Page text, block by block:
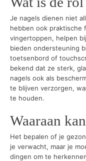
Je nagels dienen niet
hebben ook praktische
vingertoppen, helpen
bieden ondersteuning
toetsenbord of
bekend dat ze sterk,
nagels ook als
te blijven verzorgen,
te houden.
Waaraan
Het bepalen of je
je verwacht, maar je
dingen om te